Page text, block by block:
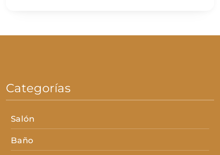
Categorías
Salón
Baño